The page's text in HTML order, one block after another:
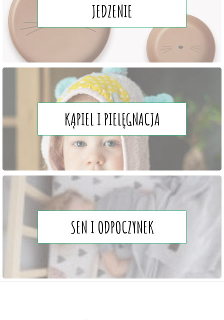
SEN I ODPOCZYNEK
KĄPIEL I PIELĘGNACJA
JEDZENIE